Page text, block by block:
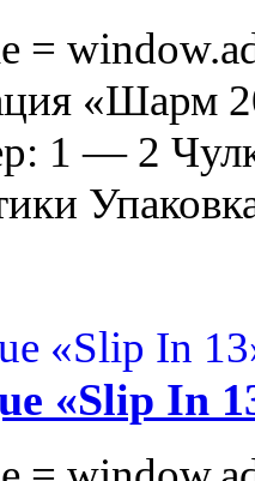
=
«Шарм
1 — 2
«Slip In